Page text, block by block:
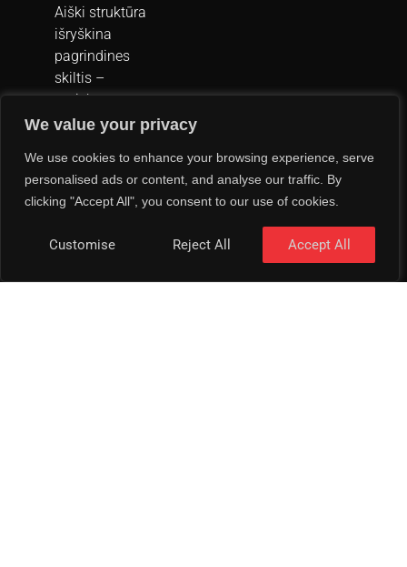
We value your privacy
We use cookies to enhance your browsing experience, serve
personalised ads or content, and analyse our traffic. By
clicking "Accept All", you consent to our use of cookies.
Customise Reject All Accept All
Aiški struktūra
išryškina
pagrindines
skiltis –
projektus,
paslaugas,
kontaktus – taip
sukuriant
estetiką ir
apjungiantį